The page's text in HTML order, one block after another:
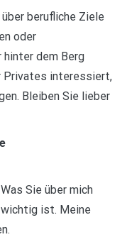
berufliche Ziele
oder
dem Berg
Privates interessiert,
Bleiben Sie lieber
Sie über mich
ist. Meine